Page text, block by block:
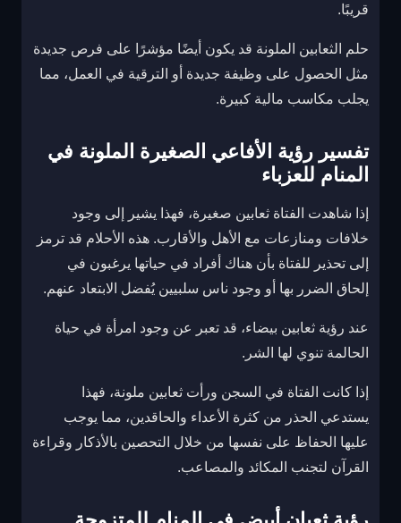
قريبًا.
حلم الثعابين الملونة قد يكون أيضًا مؤشرًا على فرص جديدة
مثل الحصول على وظيفة جديدة أو الترقية في العمل، مما
يجلب مكاسب مالية كبيرة.
تفسير رؤية الأفاعي الصغيرة الملونة في
المنام للعزباء
إذا شاهدت الفتاة ثعابين صغيرة، فهذا يشير إلى وجود
خلافات ومنازعات مع الأهل والأقارب. هذه الأحلام قد ترمز
إلى تحذير للفتاة بأن هناك أفراد في حياتها يرغبون في
إلحاق الضرر بها أو وجود ناس سلبيين يُفضل الابتعاد عنهم.
عند رؤية ثعابين بيضاء، قد تعبر عن وجود امرأة في حياة
الحالمة تنوي لها الشر.
إذا كانت الفتاة في السجن ورأت ثعابين ملونة، فهذا
يستدعي الحذر من كثرة الأعداء والحاقدين، مما يوجب
عليها الحفاظ على نفسها من خلال التحصين بالأذكار وقراءة
القرآن لتجنب المكائد والمصاعب.